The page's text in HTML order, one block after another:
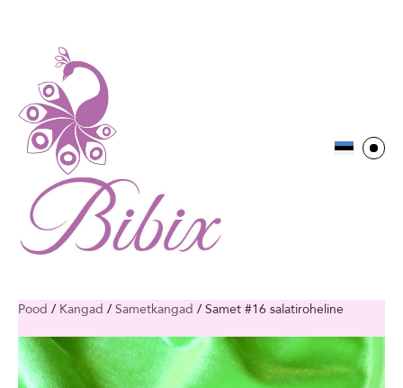
Pood / Kangad / Sametkangad / Samet #16 salatiroheline